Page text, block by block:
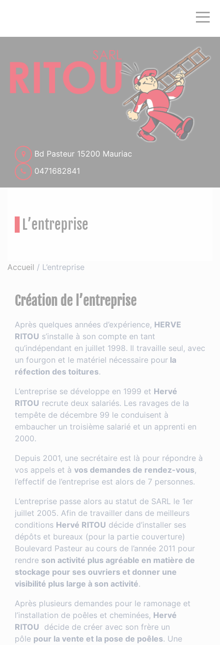
Bd Pasteur 15200 Mauriac
0471682841
L’entreprise
Accueil / L’entreprise
Création de l’entreprise
Après quelques années d’expérience, HERVE
RITOU s’installe à son compte en tant
qu’indépendant en juillet 1998. Il travaille seul, avec
un fourgon et le matériel nécessaire pour la
réfection des toitures.
L’entreprise se développe en 1999 et Hervé
RITOU recrute deux salariés. Les ravages de la
tempête de décembre 99 le conduisent à
embaucher un troisième salarié et un apprenti en
2000.
Depuis 2001, une secrétaire est là pour répondre à
vos appels et à vos demandes de rendez-vous,
l’effectif de l’entreprise est alors de 7 personnes.
L’entreprise passe alors au statut de SARL le 1er
juillet 2005. Afin de travailler dans de meilleurs
conditions Hervé RITOU décide d’installer ses
dépôts et bureaux (pour la partie couverture)
Boulevard Pasteur au cours de l’année 2011 pour
rendre son activité plus agréable en matière de
stockage pour ses ouvriers et donner une
visibilité plus large à son activité.
Après plusieurs demandes pour le ramonage et
l’installation de poêles et cheminées, Hervé
RITOU décide de créer avec son frère un
pôle pour la vente et la pose de poêles. Une